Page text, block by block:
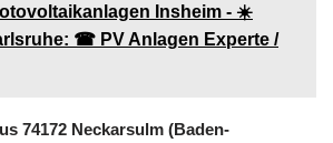
Insheim - ☀️
☎ PV Anlagen Experte /
74172 Neckarsulm (Baden-